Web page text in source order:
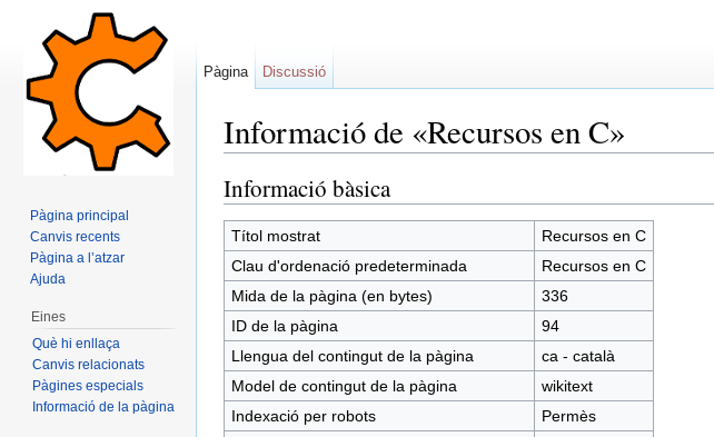
Informació de «Recursos en C»
Informació bàsica
Títol mostrat
Recursos en C
Clau d'ordenació predeterminada
Recursos en C
Mida de la pàgina (en bytes)
336
ID de la pàgina
94
Llengua del contingut de la pàgina
ca - català
Model de contingut de la pàgina
wikitext
Indexació per robots
Permès
Pàgina Discussió
Pàgina principal
Canvis recents
Pàgina a l’atzar
Ajuda
Eines
Què hi enllaça
Canvis relacionats
Pàgines especials
Informació de la pàgina